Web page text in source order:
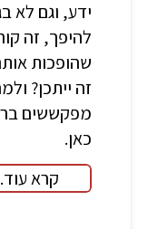
ידע, וגם לא
להיפך, זה
שהופכות
זה ייתכן?
מפקששים
כאן.
קרא